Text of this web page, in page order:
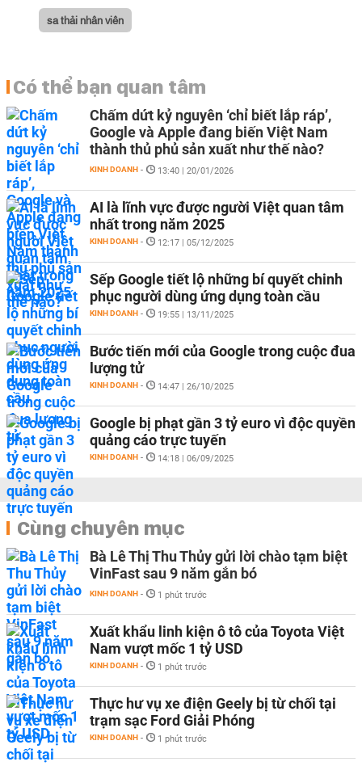
sa thải nhân viên
Có thể bạn quan tâm
Chấm dứt kỷ nguyên ‘chỉ biết lắp ráp’,
Google và Apple đang biến Việt Nam
thành thủ phủ sản xuất như thế nào?
KINH DOANH - 13:40 | 20/01/2026
AI là lĩnh vực được người Việt quan tâm
nhất trong năm 2025
KINH DOANH - 12:17 | 05/12/2025
Sếp Google tiết lộ những bí quyết chinh
phục người dùng ứng dụng toàn cầu
KINH DOANH - 19:55 | 13/11/2025
Bước tiến mới của Google trong cuộc đua
lượng tử
KINH DOANH - 14:47 | 26/10/2025
Google bị phạt gần 3 tỷ euro vì độc quyền
quảng cáo trực tuyến
KINH DOANH - 14:18 | 06/09/2025
Cùng chuyên mục
Bà Lê Thị Thu Thủy gửi lời chào tạm biệt
VinFast sau 9 năm gắn bó
KINH DOANH - 1 phút trước
Xuất khẩu linh kiện ô tô của Toyota Việt
Nam vượt mốc 1 tỷ USD
KINH DOANH - 1 phút trước
Thực hư vụ xe điện Geely bị từ chối tại
trạm sạc Ford Giải Phóng
KINH DOANH - 1 phút trước